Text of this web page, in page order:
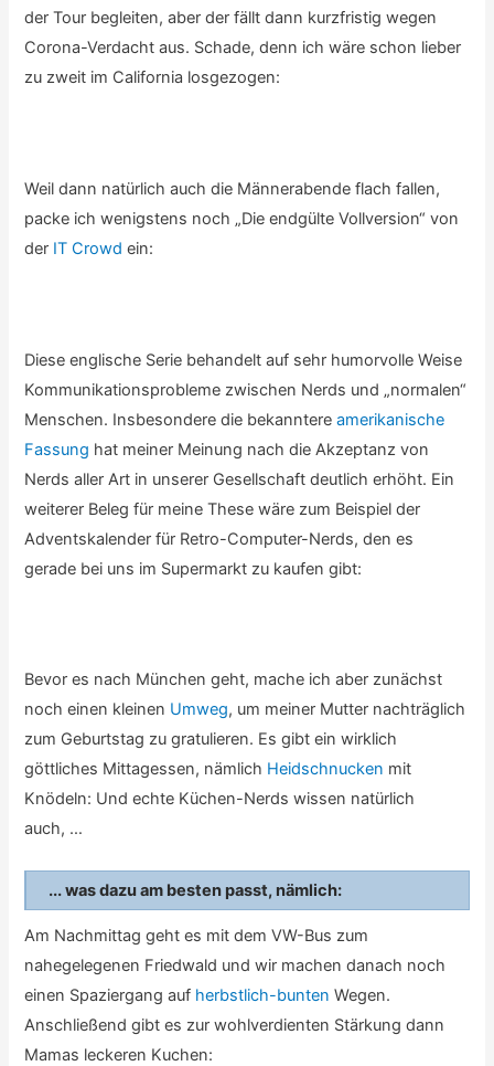
der Tour begleiten, aber der fällt dann kurzfristig wegen
Corona-Verdacht aus. Schade, denn ich wäre schon lieber
zu zweit im California losgezogen:
Weil dann natürlich auch die Männerabende flach fallen,
packe ich wenigstens noch „Die endgülte Vollversion“ von
der IT Crowd ein:
Diese englische Serie behandelt auf sehr humorvolle Weise
Kommunikationsprobleme zwischen Nerds und „normalen“
Menschen. Insbesondere die bekanntereamerikanische
Fassung hat meiner Meinung nach die Akzeptanz von
Nerds aller Art in unserer Gesellschaft deutlich erhöht. Ein
weiterer Beleg für meine These wäre zum Beispiel der
Adventskalender für Retro-Computer-Nerds, den es
gerade bei uns im Supermarkt zu kaufen gibt:
Bevor es nach München geht, mache ich aber zunächst
noch einen kleinen Umweg, um meiner Mutter nachträglich
zum Geburtstag zu gratulieren. Es gibt ein wirklich
göttliches Mittagessen, nämlich Heidschnucken mit
Knödeln: Und echte Küchen-Nerds wissen natürlich
auch, …
... was dazu am besten passt, nämlich:
Am Nachmittag geht es mit dem VW-Bus zum
nahegelegenen Friedwald und wir machen danach noch
einen Spaziergang auf herbstlich-bunten Wegen.
Anschließend gibt es zur wohlverdienten Stärkung dann
Mamas leckeren Kuchen: